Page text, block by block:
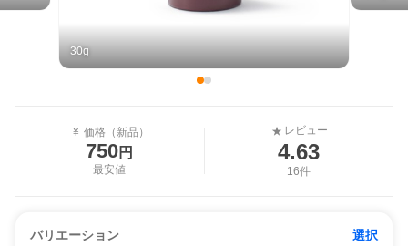
30g
¥ 価格（新品）
750円
最安値
★ レビュー
4.63
16件
バリエーション 選択